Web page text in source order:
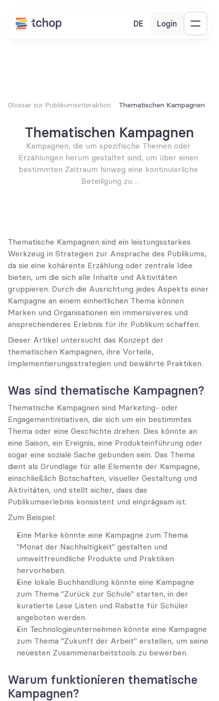
DE Login
Glossar zur Publikumsinteraktion Thematischen Kampagnen
Thematischen Kampagnen
Kampagnen, die um spezifische Themen oder
Erzählungen herum gestaltet sind, um über einen
bestimmten Zeitraum hinweg eine kontinuierliche
Beteiligung zu…
Thematische Kampagnen sind ein leistungsstarkes
Werkzeug in Strategien zur Ansprache des Publikums,
da sie eine kohärente Erzählung oder zentrale Idee
bieten, um die sich alle Inhalte und Aktivitäten
gruppieren. Durch die Ausrichtung jedes Aspekts einer
Kampagne an einem einheitlichen Thema können
Marken und Organisationen ein immersiveres und
ansprechenderes Erlebnis für ihr Publikum schaffen.
Dieser Artikel untersucht das Konzept der
thematischen Kampagnen, ihre Vorteile,
Implementierungsstrategien und bewährte Praktiken.
Was sind thematische Kampagnen?
Thematische Kampagnen sind Marketing- oder
Engagementinitiativen, die sich um ein bestimmtes
Thema oder eine Geschichte drehen. Dies könnte an
eine Saison, ein Ereignis, eine Produkteinführung oder
sogar eine soziale Sache gebunden sein. Das Thema
dient als Grundlage für alle Elemente der Kampagne,
einschließlich Botschaften, visueller Gestaltung und
Aktivitäten, und stellt sicher, dass das
Publikumserlebnis konsistent und einprägsam ist.
Zum Beispiel:
Eine Marke könnte eine Kampagne zum Thema
"Monat der Nachhaltigkeit" gestalten und
umweltfreundliche Produkte und Praktiken
hervorheben.
Eine lokale Buchhandlung könnte eine Kampagne
zum Thema "Zurück zur Schule" starten, in der
kuratierte Lese Listen und Rabatte für Schüler
angeboten werden.
Ein Technologieunternehmen könnte eine Kampagne
zum Thema "Zukunft der Arbeit" erstellen, um seine
neuesten Zusammenarbeitstools zu bewerben.
Warum funktionieren thematische
Kampagnen?